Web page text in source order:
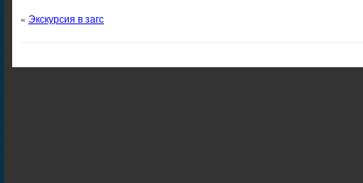
« Экскурсия в загс